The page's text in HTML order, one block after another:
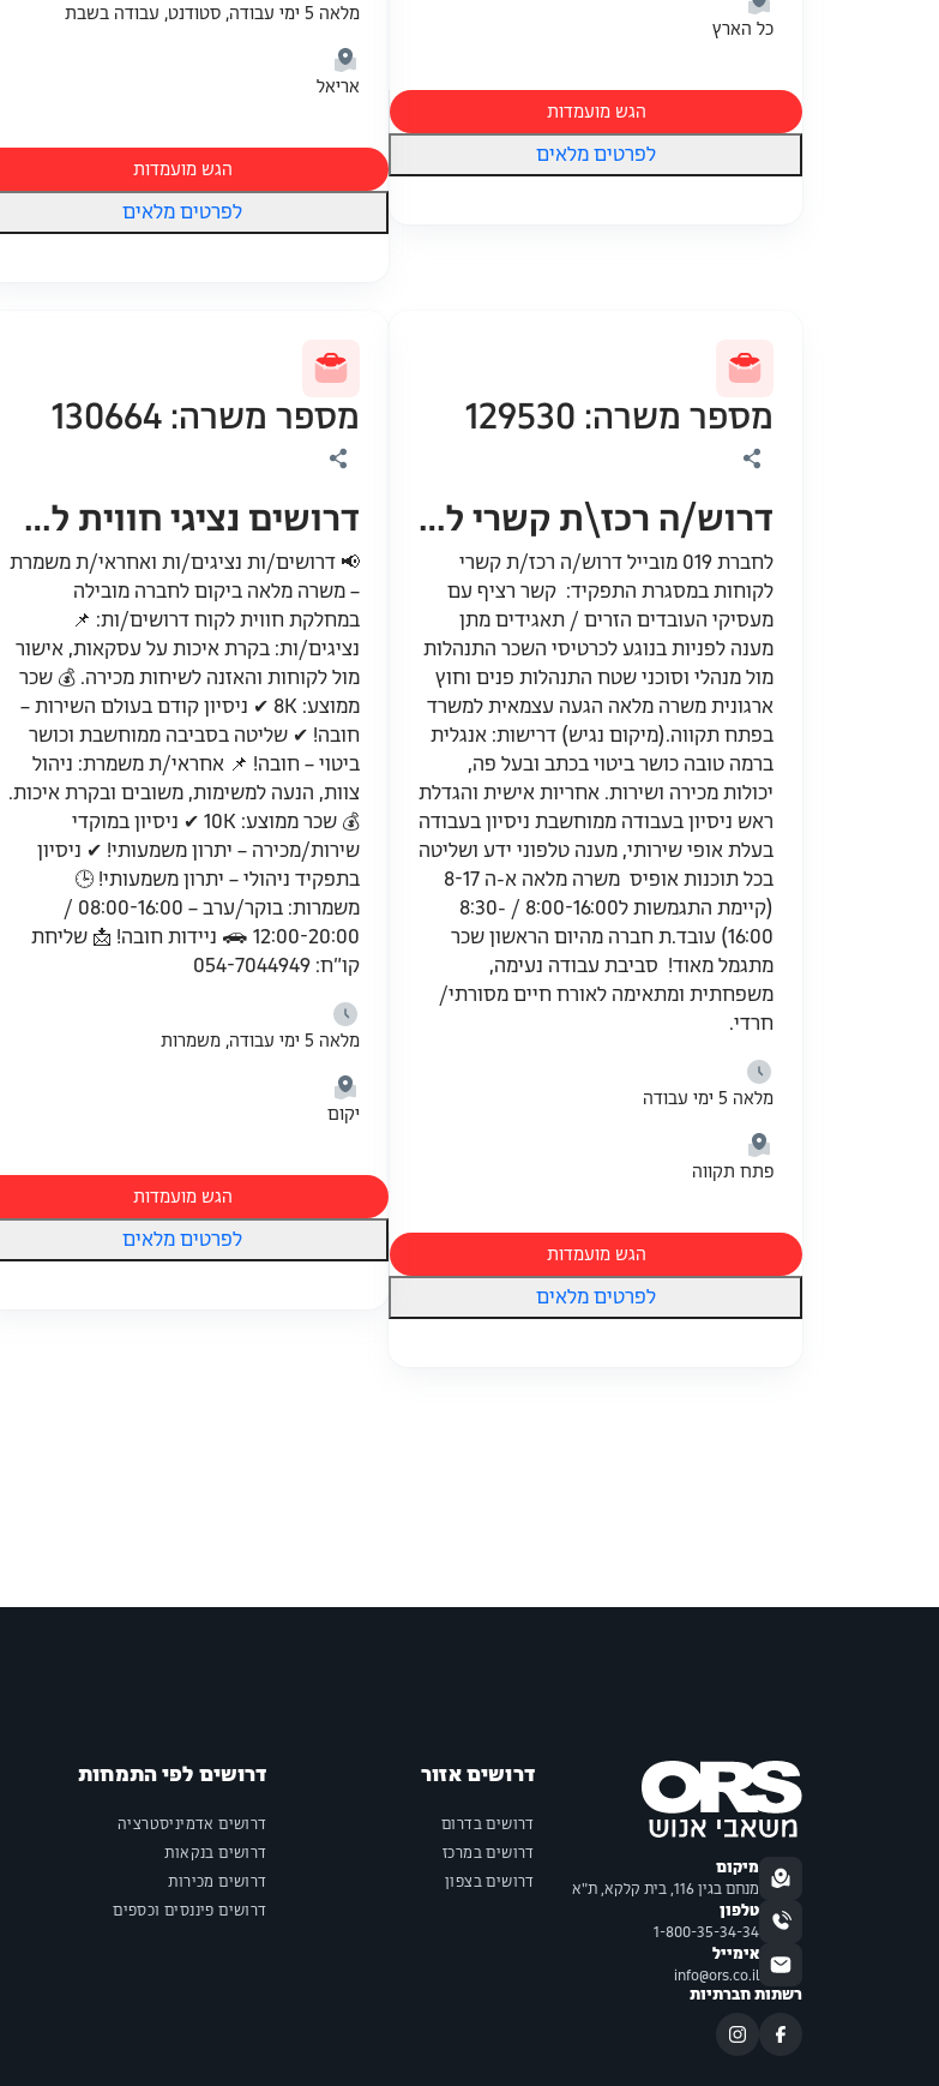
כל הארץ
הגש מועמדות
לפרטים מלאים
מלאה 5 ימי עבודה, סטודנט, עבודה בשבת
אריאל
הגש מועמדות
לפרטים מלאים
מספר משרה: 129530
דרוש/ה רכז\ת קשרי לקוחות לחברת תקשורת גדולה
לחברת 019 מובייל דרוש/ה רכז/ת קשרי
לקוחות במסגרת התפקיד: קשר רציף עם
מעסיקי העובדים הזרים / תאגידים מתן
מענה לפניות בנוגע לכרטיסי השכר התנהלות
מול מנהלי וסוכני שטח התנהלות פנים וחוץ
ארגונית משרה מלאה הגעה עצמאית למשרד
בפתח תקווה.(מיקום נגיש) דרישות: אנגלית
ברמה טובה כושר ביטוי בכתב ובעל פה,
יכולות מכירה ושירות. אחריות אישית והגדלת
ראש ניסיון בעבודה ממוחשבת ניסיון בעבודה
בעלת אופי שירותי, מענה טלפוני ידע ושליטה
בכל תוכנות אופיס משרה מלאה א-ה 8-17
(קיימת התגמשות ל8:00-16:00 / 8:30-
16:00) עובד.ת חברה מהיום הראשון שכר
מתגמל מאוד! סביבת עבודה נעימה,
משפחתית ומתאימה לאורח חיים מסורתי/
חרדי.
מלאה 5 ימי עבודה
פתח תקווה
הגש מועמדות
לפרטים מלאים
מספר משרה: 130664
דרושים נציגי חווית לקוח וראש צוות לחברת תקשורת מובילה!
📢 דרושים/ות נציגים/ות ואחראי/ת משמרת
– משרה מלאה ביקום לחברה מובילה
במחלקת חווית לקוח דרושים/ות: 📌
נציגים/ות: בקרת איכות על עסקאות, אישור
מול לקוחות והאזנה לשיחות מכירה. 💰 שכר
ממוצע: 8K ✔ ניסיון קודם בעולם השירות –
חובה! ✔ שליטה בסביבה ממוחשבת וכושר
ביטוי – חובה! 📌 אחראי/ת משמרת: ניהול
צוות, הנעה למשימות, משובים ובקרת איכות.
💰 שכר ממוצע: 10K ✔ ניסיון במוקדי
שירות/מכירה – יתרון משמעותי! ✔ ניסיון
בתפקיד ניהולי – יתרון משמעותי! 🕒
משמרות: בוקר/ערב – 08:00-16:00 /
12:00-20:00 🚗 ניידות חובה! 📩 שליחת
קו”ח: 054-7044949
מלאה 5 ימי עבודה, משמרות
יקום
הגש מועמדות
לפרטים מלאים
מיקום
מנחם בגין 116, בית קלקא, ת"א
טלפון
1-800-35-34-34
אימייל
info@ors.co.il
רשתות חברתיות
דרושים אזור
דרושים בדרום
דרושים במרכז
דרושים בצפון
דרושים לפי התמחות
דרושים אדמיניסטרציה
דרושים בנקאות
דרושים מכירות
דרושים פיננסים וכספים